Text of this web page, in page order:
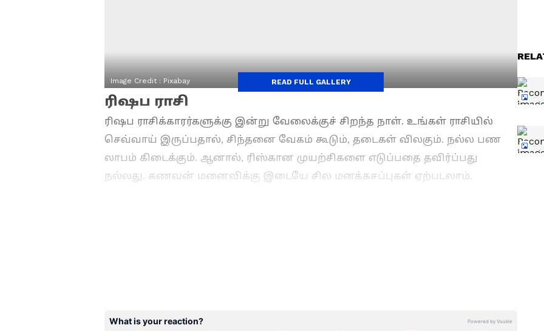
Image Credit : Pixabay
ரிஷப ராசி
ரிஷப ராசிக்காரர்களுக்கு இன்று வேலைக்குச் சிறந்த நாள். உங்கள் ராசியில்
செவ்வாய் இருப்பதால், சிந்தனை வேகம் கூடும், தடைகள் விலகும். நல்ல பண
லாபம் கிடைக்கும். ஆனால், ரிஸ்கான முயற்சிகளை எடுப்பதை தவிர்ப்பது
நல்லது. கணவன் மனைவிக்கு இடையே சில மனக்கசப்புகள் ஏற்படலாம்.
பொறக்குது!
READ FULL GALLERY